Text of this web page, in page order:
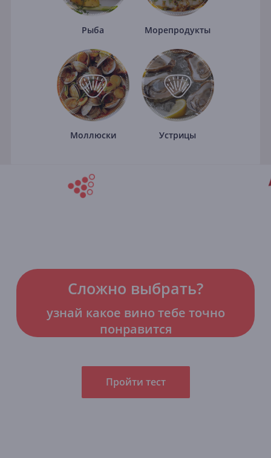
Рыба Морепродукты
Моллюски Устрицы
Сложно выбрать?
узнай какое вино тебе точно
понравится
Пройти тест